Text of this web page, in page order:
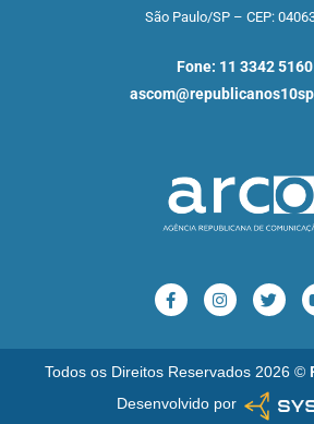
São Paulo/SP – CEP:
Fone: 11 3342 5160
Todos os Direitos Reservados 2026 ©
Desenvolvido por